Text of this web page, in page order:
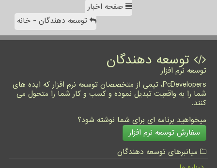
صفحه اخبار
توسعه دهندگان - خانه
توسعه دهندگان
توسعه نرم افزار
PcDevelopers، تیمی از متخصصان توسعه نرم افزار که ایده های
شما را به واقعیت تبدیل نموده و کسب و کار شما را متحول می
کنند.
میخواهید برنامه ای برای شما نوشته شود؟
سفارش توسعه نرم افزار
میانبرهای توسعه دهندگان